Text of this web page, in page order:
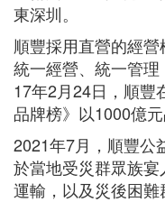
東深圳。
順豐採用直營的經
統一經營、統一管
17年2月24日，順豐
品牌榜》以1000億
2021年7月，順豐公
於當地受災群眾族
運輸，以及災後困難